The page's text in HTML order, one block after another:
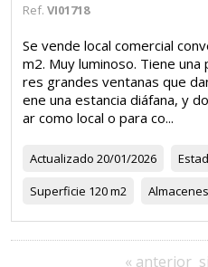
Ref. VI01718
Se vende local comercial
m2. Muy luminoso. Tiene
res grandes ventanas que
ene una estancia diáfana, y
ar como local o para co...
Actualizado 20/01/2026
Superficie 120 m2 Almacenes
« anterior